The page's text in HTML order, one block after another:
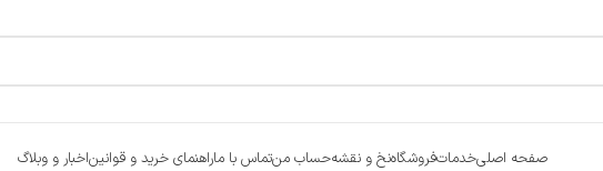
صفحه اصلیخدماتفروشگاهنخ و نقشهحساب منتماس با ماراهنمای خرید و قوانیناخبار و وبلاگ